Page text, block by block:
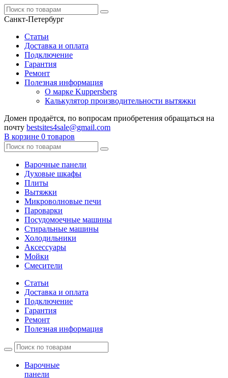
Санкт-Петербург
Статьи
Доставка и оплата
Подключение
Гарантия
Ремонт
Полезная информация
О марке Kuppersberg
Калькулятор производительности вытяжки
Домен продаётся, по вопросам приобретения обращаться на
почту bestsites4sale@gmail.com
В корзине 0 товаров
Варочные панели
Духовые шкафы
Плиты
Вытяжки
Микроволновые печи
Пароварки
Посудомоечные машины
Стиральные машины
Холодильники
Аксессуары
Мойки
Cмесители
Статьи
Доставка и оплата
Подключение
Гарантия
Ремонт
Полезная информация
Варочные
панели